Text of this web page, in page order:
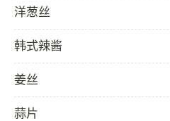
洋葱丝
韩式辣酱
姜丝
蒜片